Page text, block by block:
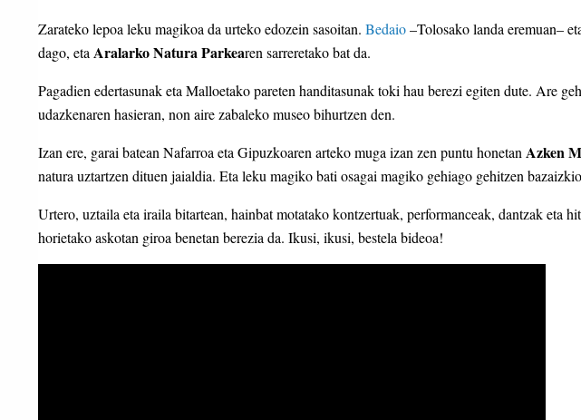
Zarateko lepoa leku magikoa da urteko edozein sasoitan. Bedaio–Tolosako landa eremuan–
dago, eta Aralarko Natura Parkearen sarreretako bat da.
Pagadien edertasunak eta Malloetako pareten handitasunak toki hau berezi egiten dute. Are
udazkenaren hasieran, non aire zabaleko museo bihurtzen den.
Izan ere, garai batean Nafarroa eta Gipuzkoaren arteko muga izan zen puntu honetan Azken
natura uztartzen dituen jaialdia. Eta leku magiko bati osagai magiko gehiago gehitzen
Urtero, uztaila eta iraila bitartean, hainbat motatako kontzertuak, performanceak, dantzak eta
horietako askotan giroa benetan berezia da. Ikusi, ikusi, bestela bideoa!